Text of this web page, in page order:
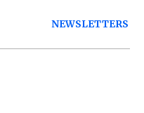
NEWSLETTERS